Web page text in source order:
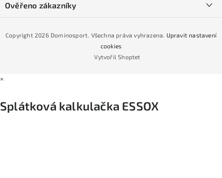
Podmínky GDPR
Podmínky nákupu na splátky ESSOX
Naše prodejna
Ověřeno zákazníky
Vytvořil Shoptet
Copyright 2026 Dominosport. Všechna práva vyhrazena. Upravit nastavení
cookies
×
Splátková kalkulačka ESSOX